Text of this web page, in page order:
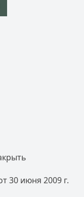
30 июня 2009 г.